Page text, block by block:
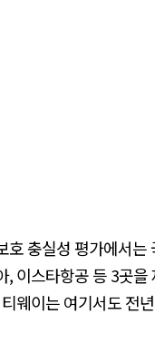
호 충실성 평가에서는
, 이스타항공 등 3곳을
웨이는 여기서도 전